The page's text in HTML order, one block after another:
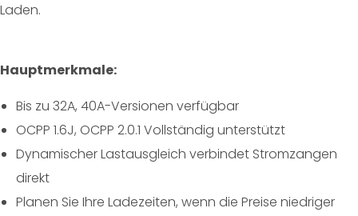
Laden.
Hauptmerkmale:
Bis zu 32A, 40A-Versionen verfügbar
OCPP 1.6J, OCPP 2.0.1 Vollständig unterstützt
Dynamischer Lastausgleich verbindet Stromzangen
direkt
Planen Sie Ihre Ladezeiten, wenn die Preise niedriger